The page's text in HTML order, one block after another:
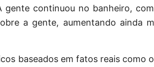
gente continuou no banheiro,
a gente, aumentando ainda
baseados em fatos reais como